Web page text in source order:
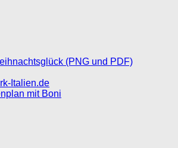
(PNG und PDF)
Italien.de
mit Boni